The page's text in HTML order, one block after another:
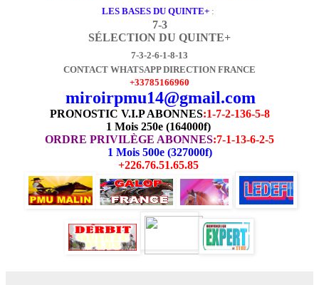
LES BASES DU QUINTE+ :
7-3
SÉLECTION DU QUINTE+
7-3-2-6-1-8-13
CONTACT WHATSAPP DIRECTION FRANCE
+33785166960
miroirpmu14@gmail.com
PRONOSTIC V.I.P ABONNES:1-7-2-136-5-8
1 Mois 250e (164000f)
ORDRE PRIVILÈGE ABONNES:7-1-13-6-2-5
1 Mois 500e (327000f)
+226.76.51.65.85